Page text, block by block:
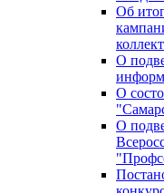
Об
О
О
О